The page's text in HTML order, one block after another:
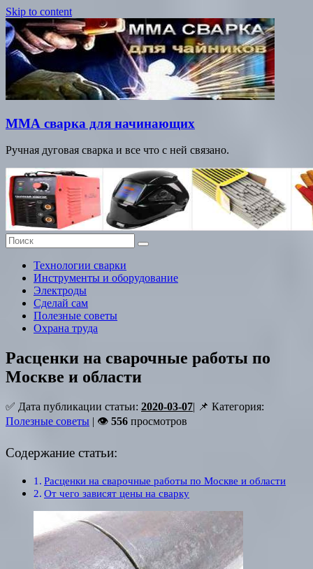
Skip to content
ММА сварка для начинающих
Ручная дуговая сварка и все что с ней связано.
Технологии сварки
Инструменты и оборудование
Электроды
Сделай сам
Полезные советы
Охрана труда
Расценки на сварочные работы по
Москве и области
✅ Дата публикации статьи: 2020-03-07| 📌 Категория:
Полезные советы | 👁 556 просмотров
Содержание статьи:
Расценки на сварочные работы по Москве и области
От чего зависят цены на сварку